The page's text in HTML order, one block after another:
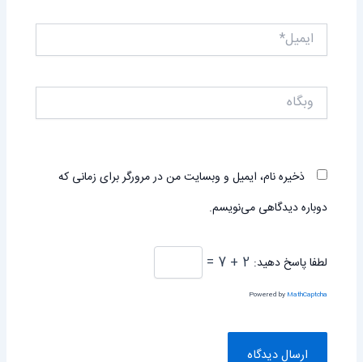
ایمیل*
وبگاه
ذخیره نام، ایمیل و وبسایت من در مرورگر برای زمانی که
دوباره دیدگاهی می‌نویسم.
لطفا پاسخ دهید: 2 + 7 =
Powered by MathCaptcha